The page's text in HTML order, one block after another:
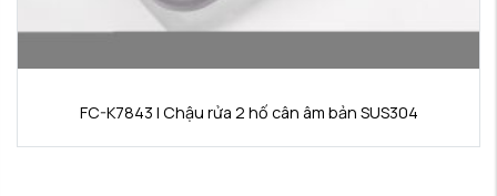
FC-K7843 | Chậu rửa 2 hố cân âm bản SUS304